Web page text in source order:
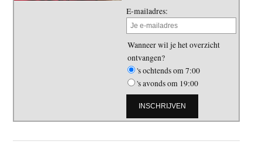
E-mailadres:
Wanneer wil je het overzicht
ontvangen?
's ochtends om 7:00
's avonds om 19:00